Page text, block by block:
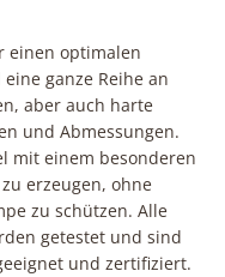
einen optimalen
ganze Reihe an
aber auch harte
und Abmessungen.
mit einem besonderen
erzeugen, ohne
zu schützen. Alle
getestet und sind
und zertifiziert.